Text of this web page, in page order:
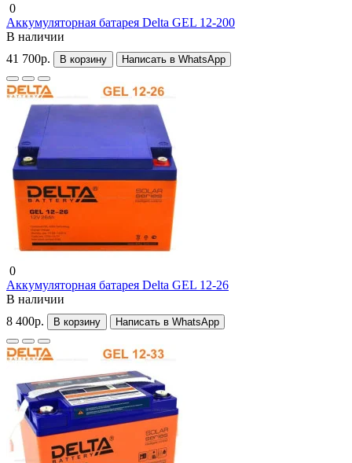
0
Аккумуляторная батарея Delta GEL 12-200
В наличии
41 700р.
В корзину Написать в WhatsApp
0
Аккумуляторная батарея Delta GEL 12-26
В наличии
8 400р.
В корзину Написать в WhatsApp